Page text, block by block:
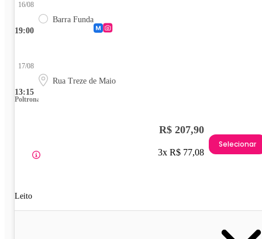
19:00
16/08
Barra Funda
13:15
17/08
Rua Treze de Maio
Poltrona
Leito
R$ 207,90
3x R$ 77,08
Selecionar